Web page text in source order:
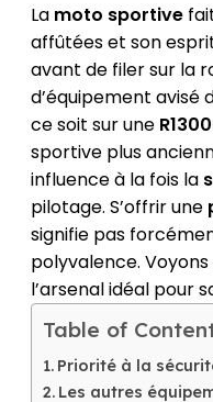
La moto sportive
affûtées et son
avant de filer sur la
d’équipement avisé
ce soit sur une
sportive plus
influence à la fois la
pilotage. S’offrir une
signifie pas
polyvalence.
l’arsenal idéal pour
Table of
Priorité à la
Les autres